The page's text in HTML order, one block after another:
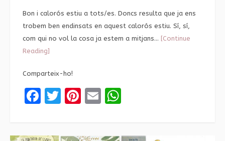
Bon i calorós estiu a tots/es. Doncs resulta que ja ens
trobem ben endinsats en aquest calorós estiu. Sí, sí,
com qui no vol la cosa ja estem a mitjans… [Continue
Reading]
Comparteix-ho!
Facebook
Twitter
Pinterest
Email